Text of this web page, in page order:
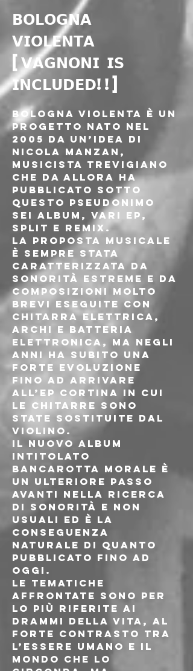
𝗕𝗢𝗟𝗢𝗚𝗡𝗔
𝗩𝗜𝗢𝗟𝗘𝗡𝗧𝗔
[𝗩𝗔𝗚𝗡𝗢𝗡𝗜 𝗜𝗦
𝗜𝗡𝗖𝗟𝗨𝗗𝗘𝗗!!]
BOLOGNA VIOLENTA è un
progetto nato nel
2005 da un’idea di
Nicola Manzan,
musicista trevigiano
che da allora ha
pubblicato sotto
questo pseudonimo
sei album, vari ep,
split e remix.
La proposta musicale
è sempre stata
caratterizzata da
sonorità estreme e da
composizioni molto
brevi eseguite con
chitarra elettrica,
archi e batteria
elettronica, ma negli
anni ha subito una
forte evoluzione
fino ad arrivare
all’Ep Cortina in cui
le chitarre sono
state sostituite dal
violino.
Il nuovo album
intitolato
Bancarotta Morale è
un ulteriore passo
avanti nella ricerca
di sonorità e non
usuali ed è la
conseguenza
naturale di quanto
pubblicato fino ad
oggi.
Le tematiche
affrontate sono per
lo più riferite ai
drammi della vita, al
forte contrasto tra
l’essere umano e il
mondo che lo